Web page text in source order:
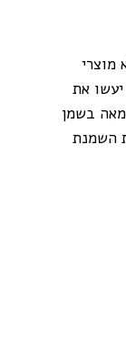
מוצרי
את
בשמן
השמנת